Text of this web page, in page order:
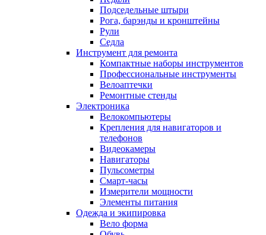
Подседельные штыри
Рога, барэнды и кронштейны
Рули
Седла
Инструмент для ремонта
Компактные наборы инструментов
Профессиональные инструменты
Велоаптечки
Ремонтные стенды
Электроника
Велокомпьютеры
Крепления для навигаторов и
телефонов
Видеокамеры
Навигаторы
Пульсометры
Смарт-часы
Измерители мощности
Элементы питания
Одежда и экипировка
Вело форма